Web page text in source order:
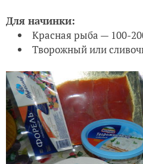
Для начинки:
Красная рыба — 100-
Творожный или